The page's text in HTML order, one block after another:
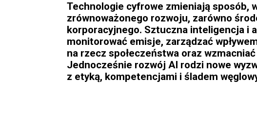
Technologie cyfrowe zmieniają sposób,
zrównoważonego rozwoju, zarówno
korporacyjnego. Sztuczna inteligencja i
monitorować emisje, zarządzać
na rzecz społeczeństwa oraz
Jednocześnie rozwój AI rodzi nowe
z etyką, kompetencjami i śladem